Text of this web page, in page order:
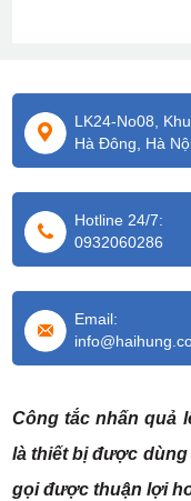
LK24-No08,
Hà Đông, Hà
Hotline 24/7:
0932060286
Email:
Công tắc nhấn quả
là thiết bị được
gọi được thuận lợi